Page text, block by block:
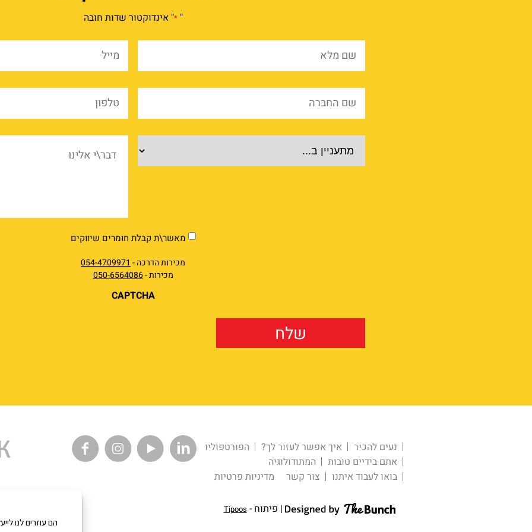
"
*" אינדוקטור שדות חובה
שם
שם
מוצרים
market
מאשר\ת קבלת חומרים שיווקים
מכירות הדרכה - 054-4709971
מכירות -050-6564086
CAPTCHA
נעים להכיר איך אפשר לעזור לך?
הפורטפוליו
אתם בידיים טובות
המתודולוגיה
בואו לעבוד איתנו
צור קשר מדיניות פרטיות
| פיתוח -Tipoos